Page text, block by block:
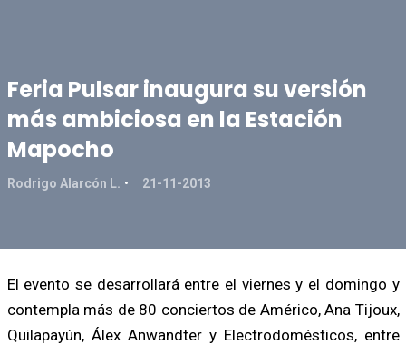
Feria Pulsar inaugura su versión
más ambiciosa en la Estación
Mapocho
Rodrigo Alarcón L. 21-11-2013
El evento se desarrollará entre el viernes y el domingo y
contempla más de 80 conciertos de Américo, Ana Tijoux,
Quilapayún, Álex Anwandter y Electrodomésticos, entre